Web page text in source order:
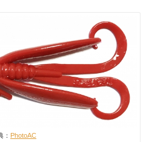
： PhotoAC